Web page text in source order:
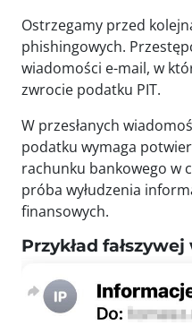
Ostrzegamy przed
phishingowych.
wiadomości e-mail, w
zwrocie podatku PIT.
W przesłanych
podatku wymaga
rachunku bankowego w
próba wyłudzenia
finansowych.
Przykład